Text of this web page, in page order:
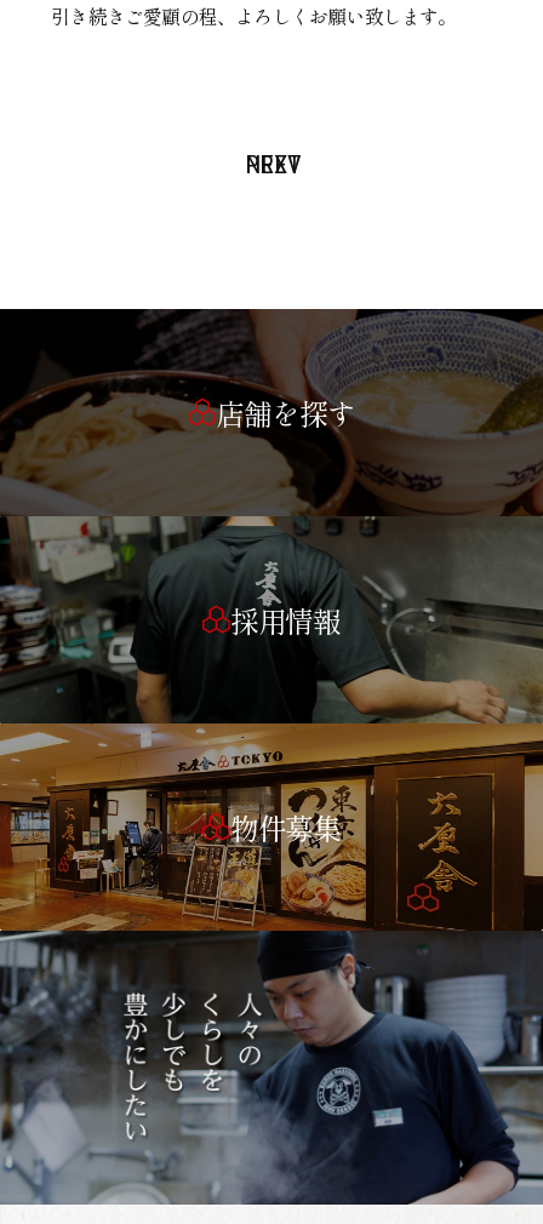
引き続きご愛顧の程、よろしくお願い致します。
PREV
NEXT
店舗を探す
採用情報
物件募集